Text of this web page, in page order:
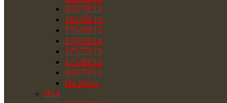
165/70/13
165/80/13
175/60/13
175/70/13
175/75/13
175/80/13
185/70/13
На Matiz
R14